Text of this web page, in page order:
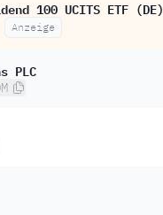
100 UCITS ETF (DE)
Anzeige
PLC